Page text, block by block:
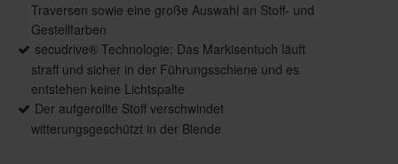
Traversen sowie eine große Auswahl an Stoff- und
Gestellfarben
secudrive® Technologie: Das Markisentuch läuft
straff und sicher in der Führungsschiene und es
entstehen keine Lichtspalte
Der aufgerollte Stoff verschwindet
witterungsgeschützt in der Blende